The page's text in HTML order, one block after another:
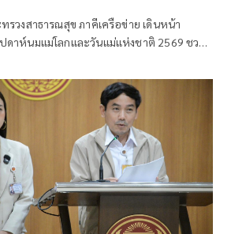
รวงสาธารณสุข ภาคีเครือข่าย เดินหน้า
ดาห์นมแม่โลกและวันแม่แห่งชาติ 2569 ชวน
ฐานเด็กไทย